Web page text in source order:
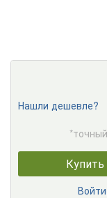
Нашли дешевле?
Купить